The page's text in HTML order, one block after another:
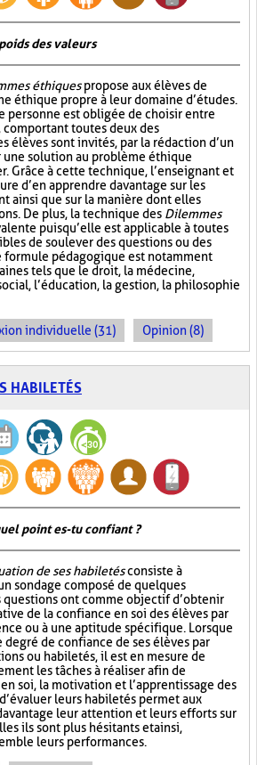
des valeurs
éthiquespropose aux élèves de
éthique propre à leur domaine d’études.
personne est obligée de choisir entre
comportant toutes deux des
élèves sont invités, par la rédaction d’un
solution au problème éthique
Grâce à cette technique, l’enseignant et
d’en apprendre davantage sur les
ainsi que sur la manière dont elles
De plus, la technique des Dilemmes
puisqu’elle est applicable à toutes
de soulever des questions ou des
formule pédagogique est notamment
tels que le droit, la médecine,
l’éducation, la gestion, la philosophie
individuelle (31) Opinion (8)
HABILETÉS
point es-tu confiant ?
de ses habiletésconsiste à
sondage composé de quelques
questions ont comme objectif d’obtenir
de la confiance en soi des élèves par
ou à une aptitude spécifique. Lorsque
degré de confiance de ses élèves par
ou habiletés, il est en mesure de
les tâches à réaliser afin de
soi, la motivation et l’apprentissage des
leurs habiletés permet aux
leur attention et leurs efforts sur
ils sont plus hésitants et ainsi,
leurs performances.